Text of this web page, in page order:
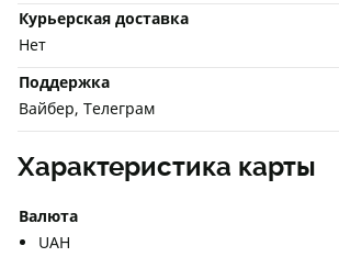
Курьерская доставка
Нет
Поддержка
Вайбер, Телеграм
Характеристика карты
Валюта
UAH